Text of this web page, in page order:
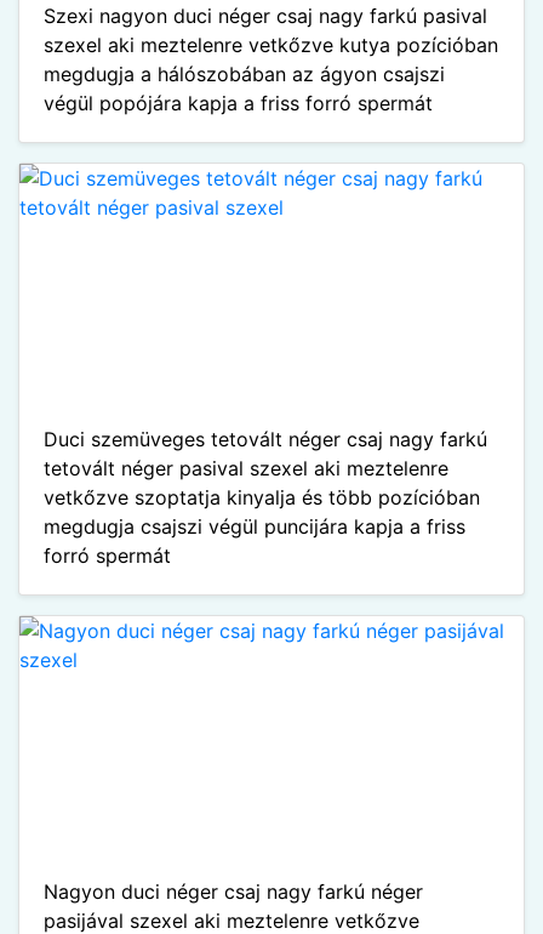
Szexi nagyon duci néger csaj nagy farkú pasival
szexel aki meztelenre vetkőzve kutya pozícióban
megdugja a hálószobában az ágyon csajszi
végül popójára kapja a friss forró spermát
Duci szemüveges tetovált néger csaj nagy farkú
tetovált néger pasival szexel aki meztelenre
vetkőzve szoptatja kinyalja és több pozícióban
megdugja csajszi végül puncijára kapja a friss
forró spermát
Nagyon duci néger csaj nagy farkú néger
pasijával szexel aki meztelenre vetkőzve